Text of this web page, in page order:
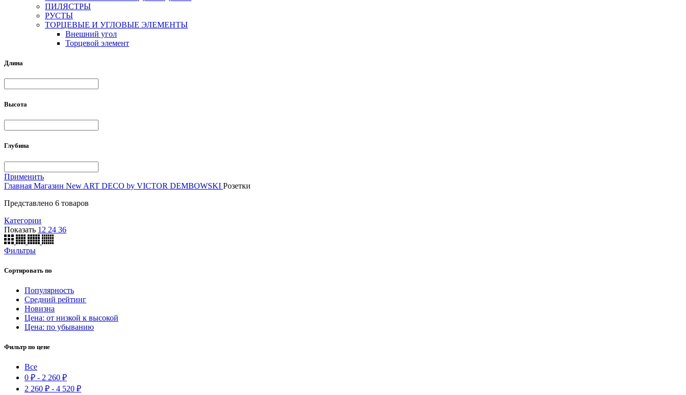
ПИЛЯСТРЫ
РУСТЫ
ТОРЦЕВЫЕ И УГЛОВЫЕ ЭЛЕМЕНТЫ
Внешний угол
Торцевой элемент
Длина
Высота
Глубина
Применить
Главная Магазин New ART DECO by VICTOR DEMBOWSKI Розетки
Представлено 6 товаров
Категории
Показать 12 24 36
Фильтры
Сортировать по
Популярность
Средний рейтинг
Новизна
Цена: от низкой к высокой
Цена: по убыванию
Фильтр по цене
Все
0 ₽ - 2 260 ₽
2 260 ₽ - 4 520 ₽